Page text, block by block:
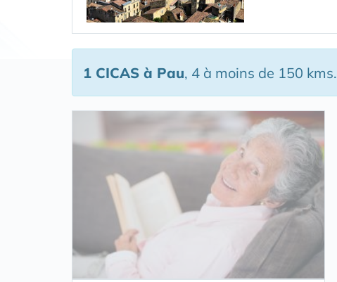
1 CICAS à Pau, 4 à moins de 150 kms.